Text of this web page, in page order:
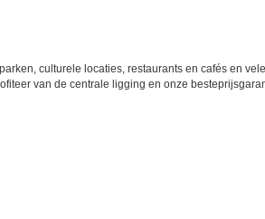
culturele locaties, restaurants en cafés en
van de centrale ligging en onze